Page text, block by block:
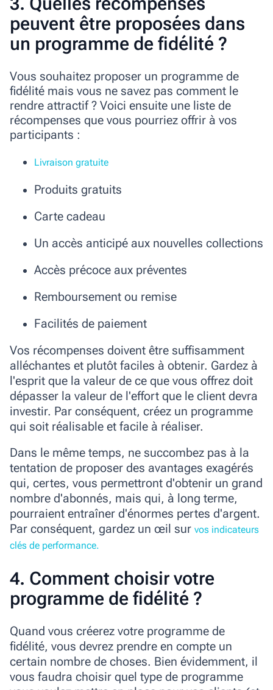
peuvent être proposées dans
un programme de fidélité ?
Vous souhaitez proposer un programme de
fidélité mais vous ne savez pas comment le
rendre attractif ? Voici ensuite une liste de
récompenses que vous pourriez offrir à vos
participants :
Livraison gratuite
Produits gratuits
Carte cadeau
Un accès anticipé aux nouvelles collections
Accès précoce aux préventes
Remboursement ou remise
Facilités de paiement
Vos récompenses doivent être suffisamment
alléchantes et plutôt faciles à obtenir. Gardez à
l'esprit que la valeur de ce que vous offrez doit
dépasser la valeur de l'effort que le client devra
investir. Par conséquent, créez un programme
qui soit réalisable et facile à réaliser.
Dans le même temps, ne succombez pas à la
tentation de proposer des avantages exagérés
qui, certes, vous permettront d'obtenir un grand
nombre d'abonnés, mais qui, à long terme,
pourraient entraîner d'énormes pertes d'argent.
Par conséquent, gardez un œil sur vos indicateurs
clés de performance.
4. Comment choisir votre
programme de fidélité ?
Quand vous créerez votre programme de
fidélité, vous devrez prendre en compte un
certain nombre de choses. Bien évidemment, il
vous faudra choisir quel type de programme